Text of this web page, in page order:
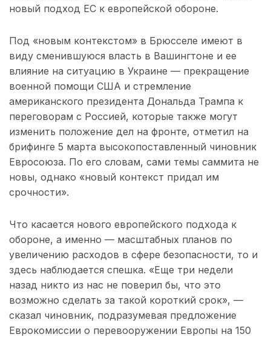
новый подход ЕС к европейской обороне.
Под «новым контекстом» в Брюсселе имеют в
виду сменившуюся власть в Вашингтоне и ее
влияние на ситуацию в Украине — прекращение
военной помощи США и стремление
американского президента Дональда Трампа к
переговорам с Россией, которые также могут
изменить положение дел на фронте, отметил на
брифинге 5 марта высокопоставленный чиновник
Евросоюза. По его словам, сами темы саммита не
новы, однако «новый контекст придал им
срочности».
Что касается нового европейского подхода к
обороне, а именно — масштабных планов по
увеличению расходов в сфере безопасности, то и
здесь наблюдается спешка. «Еще три недели
назад никто из нас не поверил бы, что это
возможно сделать за такой короткий срок», —
сказал чиновник, подразумевая предложение
Еврокомиссии о перевооружении Европы на 150